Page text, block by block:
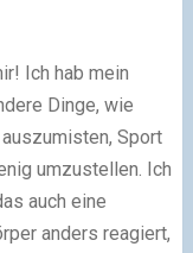
Ich hab mein
Dinge, wie
Sport
umzustellen. Ich
auch eine
anders reagiert,